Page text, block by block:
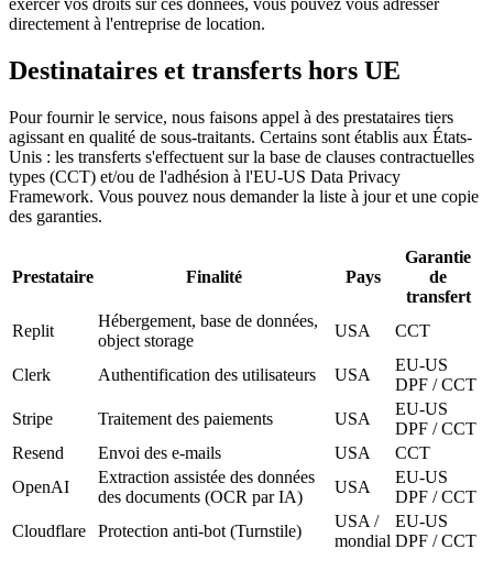
exercer vos droits sur ces données, vous pouvez vous adresser
directement à l'entreprise de location.
Destinataires et transferts hors UE
Pour fournir le service, nous faisons appel à des prestataires tiers
agissant en qualité de sous-traitants. Certains sont établis aux États-
Unis : les transferts s'effectuent sur la base de clauses contractuelles
types (CCT) et/ou de l'adhésion à l'EU-US Data Privacy
Framework. Vous pouvez nous demander la liste à jour et une copie
des garanties.
Prestataire Finalité Pays
Garantie
de
transfert
Replit
Hébergement, base de données,
object storage
USA CCT
Clerk Authentification des utilisateurs USA
EU-US
DPF / CCT
Stripe
Traitement des paiements USA
EU-US
DPF / CCT
Resend
Envoi des e-mails USA
CCT
OpenAI
Extraction assistée des données
des documents (OCR par IA)
USA
EU-US
DPF / CCT
Cloudflare
Protection anti-bot (Turnstile)
USA /
mondial
EU-US
DPF / CCT